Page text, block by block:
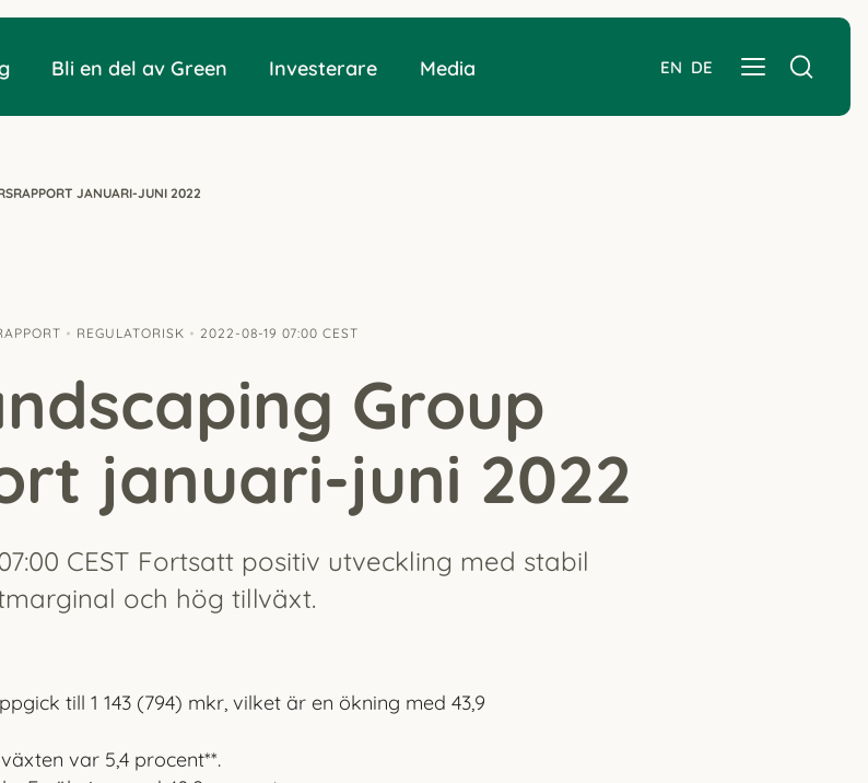
EN DE
Bli en del av Green Investerare Media
JANUARI-JUNI 2022
REGULATORISK 2022-08-19 07:00 CEST
Group
januari-juni 2022
CEST Fortsatt positiv utveckling med stabil
och hög tillväxt.
till 1 143 (794) mkr, vilket är en ökning med 43,9
var 5,4 procent**.